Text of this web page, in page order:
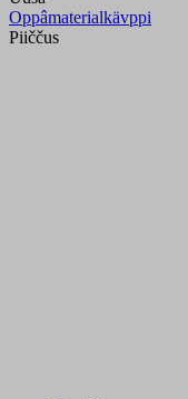
Oppâmaterialkävppi
Piiččus